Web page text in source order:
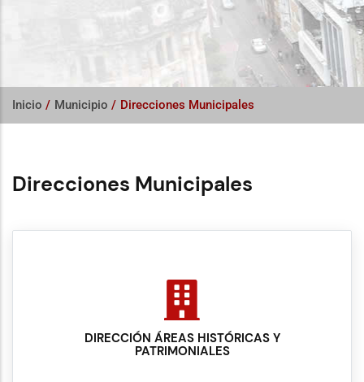
Inicio / Municipio / Direcciones Municipales
Direcciones Municipales
DIRECCIÓN ÁREAS HISTÓRICAS Y
PATRIMONIALES